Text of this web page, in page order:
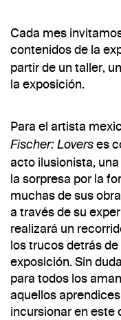
Cada mes
contenidos de la
partir de un taller,
la exposición.
Para el artista
Fischer: Lovers es
acto ilusionista,
la sorpresa por la
muchas de sus
a través de su
realizará un
los trucos detrás
exposición. Sin
para todos los
aquellos
incursionar en este